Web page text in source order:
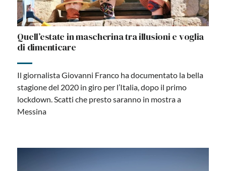
Quell’estate in mascherina tra illusioni e voglia
di dimenticare
Il giornalista Giovanni Franco ha documentato la bella
stagione del 2020 in giro per l’Italia, dopo il primo
lockdown. Scatti che presto saranno in mostra a
Messina